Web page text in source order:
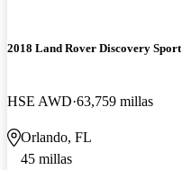
2018 Land Rover Discovery Sport
HSE AWD 63,759 millas
Orlando, FL
45 millas